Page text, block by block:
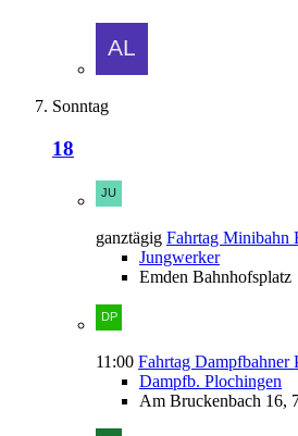
Sonntag
18
ganztägig Fahrtag Minibahn
Jungwerker
Emden Bahnhofsplatz
11:00 Fahrtag Dampfbahner
Dampfb. Plochingen
Am Bruckenbach 16,